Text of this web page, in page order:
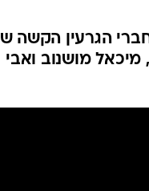
הגרעין הקשה
מושנוב ואבי